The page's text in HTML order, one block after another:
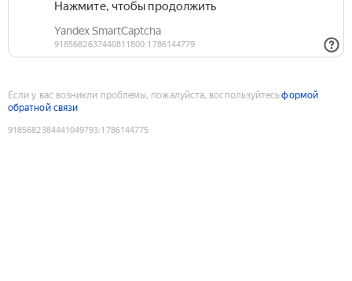
Если у вас возникли проблемы, пожалуйста, воспользуйтесьформой
обратной связи
9185682384441049793:1786144775